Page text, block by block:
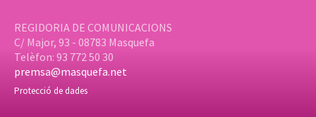
REGIDORIA DE COMUNICACIONS
C/ Major, 93 - 08783 Masquefa
Telèfon: 93 772 50 30
premsa@masquefa.net
Protecció de dades